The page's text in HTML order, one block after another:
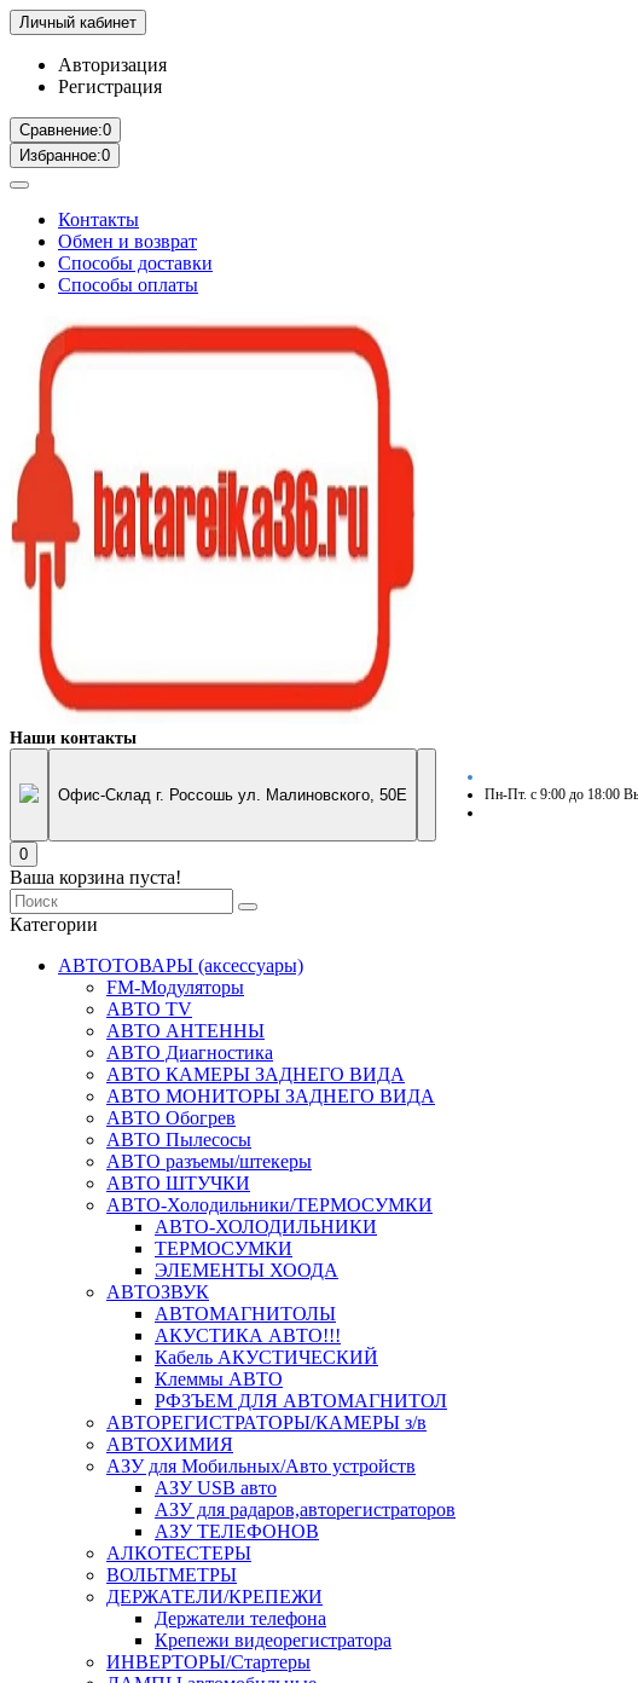
Личный кабинет
Авторизация
Регистрация
Сравнение:0
Избранное:0
Контакты
Обмен и возврат
Способы доставки
Способы оплаты
Наши контакты
Офис-Склад г. Россошь ул. Малиновского, 50Е Пн-Пт. с 9:00 до 18:00
0
Ваша корзина пуста!
Категории
АВТОТОВАРЫ (аксессуары)
FM-Модуляторы
АВТО TV
АВТО АНТЕННЫ
АВТО Диагностика
АВТО КАМЕРЫ ЗАДНЕГО ВИДА
АВТО МОНИТОРЫ ЗАДНЕГО ВИДА
АВТО Обогрев
АВТО Пылесосы
АВТО разъемы/штекеры
АВТО ШТУЧКИ
АВТО-Холодильники/ТЕРМОСУМКИ
АВТО-ХОЛОДИЛЬНИКИ
ТЕРМОСУМКИ
ЭЛЕМЕНТЫ ХООДА
АВТОЗВУК
АВТОМАГНИТОЛЫ
АКУСТИКА АВТО!!!
Кабель АКУСТИЧЕСКИЙ
Клеммы АВТО
РФЗЪЕМ ДЛЯ АВТОМАГНИТОЛ
АВТОРЕГИСТРАТОРЫ/КАМЕРЫ з/в
АВТОХИМИЯ
АЗУ для Мобильных/Авто устройств
АЗУ USB авто
АЗУ для радаров,авторегистраторов
АЗУ ТЕЛЕФОНОВ
АЛКОТЕСТЕРЫ
ВОЛЬТМЕТРЫ
ДЕРЖАТЕЛИ/КРЕПЕЖИ
Держатели телефона
Крепежи видеорегистратора
ИНВЕРТОРЫ/Стартеры